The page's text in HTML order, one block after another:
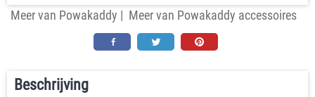
Meer van Powakaddy | Meer van Powakaddy accessoires
Beschrijving